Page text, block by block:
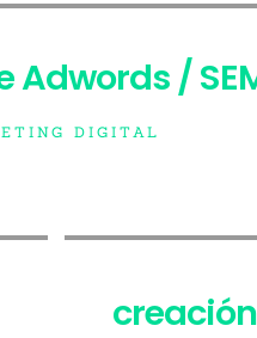
Adwords /
DIGITAL